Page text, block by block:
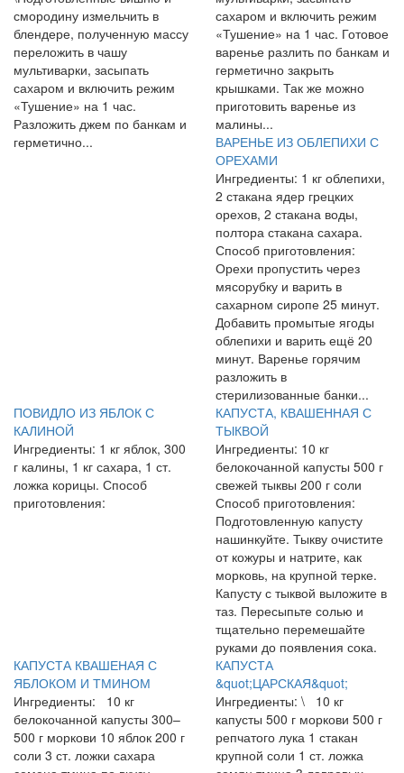
смородину измельчить в
блендере, полученную массу
переложить в чашу
мультиварки, засыпать
сахаром и включить режим
«Тушение» на 1 час.
Разложить джем по банкам и
герметично...
сахаром и включить режим
«Тушение» на 1 час. Готовое
варенье разлить по банкам и
герметично закрыть
крышками. Так же можно
приготовить варенье из
малины...
ВАРЕНЬЕ ИЗ ОБЛЕПИХИ С
ОРЕХАМИ
Ингредиенты: 1 кг облепихи,
2 стакана ядер грецких
орехов, 2 стакана воды,
полтора стакана сахара.
Способ приготовления:
Орехи пропустить через
мясорубку и варить в
сахарном сиропе 25 минут.
Добавить промытые ягоды
облепихи и варить ещё 20
минут. Варенье горячим
разложить в
стерилизованные банки...
ПОВИДЛО ИЗ ЯБЛОК С
КАЛИНОЙ
Ингредиенты: 1 кг яблок, 300
г калины, 1 кг сахара, 1 ст.
ложка корицы. Способ
приготовления:
КАПУСТА, КВАШЕННАЯ С
ТЫКВОЙ
Ингредиенты: 10 кг
белокочанной капусты 500 г
свежей тыквы 200 г соли
Способ приготовления:
Подготовленную капусту
нашинкуйте. Тыкву очистите
от кожуры и натрите, как
морковь, на крупной терке.
Капусту с тыквой выложите в
таз. Пересыпьте солью и
тщательно перемешайте
руками до появления сока.
КАПУСТА КВАШЕНАЯ С
ЯБЛОКОМ И ТМИНОМ
Ингредиенты: 10 кг
белокочанной капусты 300–
500 г моркови 10 яблок 200 г
соли 3 ст. ложки сахара
КАПУСТА
&quot;ЦАРСКАЯ&quot;
Ингредиенты: \ 10 кг
капусты 500 г моркови 500 г
репчатого лука 1 стакан
крупной соли 1 ст. ложка